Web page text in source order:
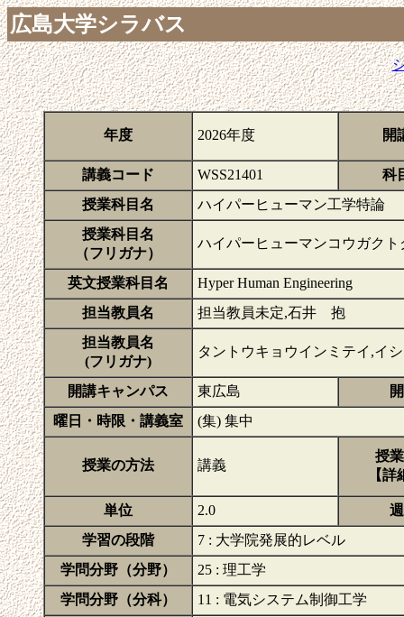
広島大学シラバス
年度 2026年度 開
講義コード WSS21401
科
授業科目名
ハイパーヒューマン工学特論
授業科目名
（フリガナ）
ハイパーヒューマンコウガクト
英文授業科目名
Hyper Human Engineering
担当教員名
担当教員未定,石井 抱
担当教員名
(フリガナ)
タントウキョウインミテイ,イ
開講キャンパス 東広島
曜日・時限・講義室
(集) 集中
授業の方法 講義
授
【
単位 2.0
学習の段階
7 : 大学院発展的レベル
学問分野（分野）
25 : 理工学
学問分野（分科）
11 : 電気システム制御工学